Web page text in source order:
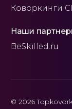
Коворкинги
Наши
BeSkilled.ru
© 2026